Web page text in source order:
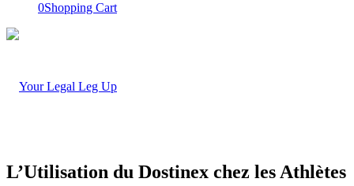
0Shopping Cart
L’Utilisation du Dostinex chez les Athlètes